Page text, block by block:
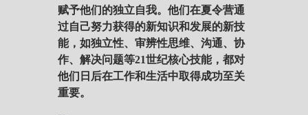
赋予他们的独立自我。他们在夏令营通
过自己努力获得的新知识和发展的新技
能，如独立性、审辨性思维、沟通、协
作、解决问题等21世纪核心技能，都对
他们日后在工作和生活中取得成功至关
重要。